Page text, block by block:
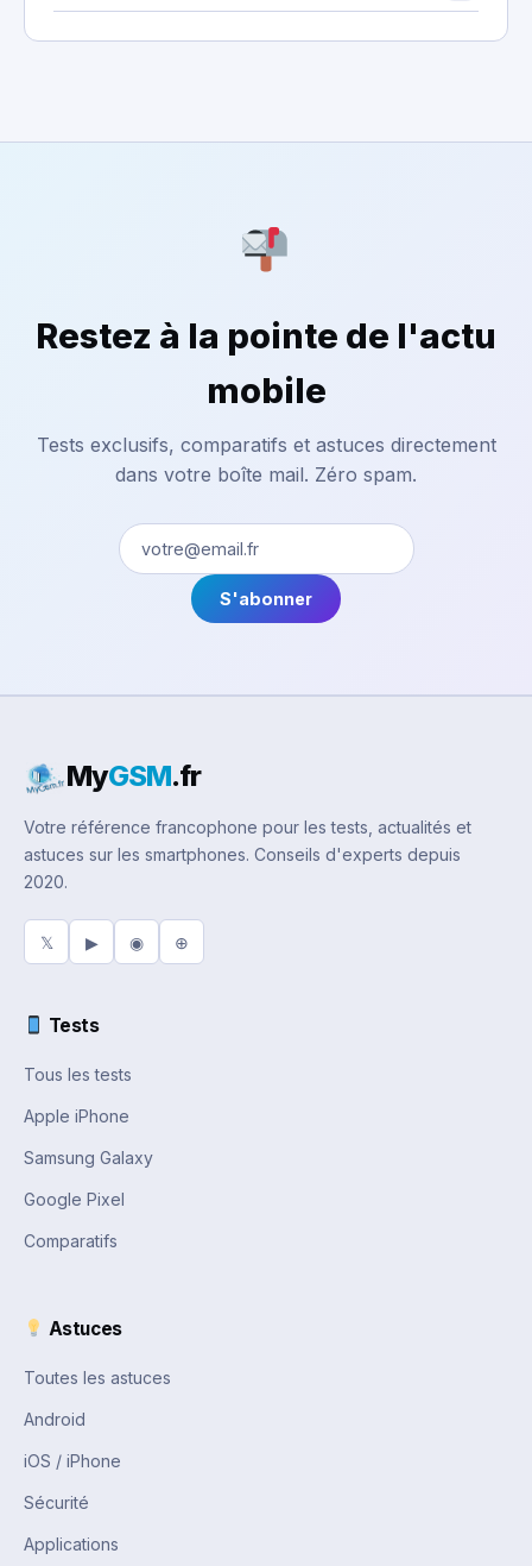
Restez à la pointe de l'actu
mobile
Tests exclusifs, comparatifs et astuces directement
dans votre boîte mail. Zéro spam.
S'abonner
MyGSM.fr
Votre référence francophone pour les tests, actualités et
astuces sur les smartphones. Conseils d'experts depuis
2020.
𝕏 ▶ ◉ ⊕
Tests
Tous les tests
Apple iPhone
Samsung Galaxy
Google Pixel
Comparatifs
Astuces
Toutes les astuces
Android
iOS / iPhone
Sécurité
Applications